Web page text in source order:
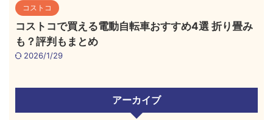
コストコ
コストコで買える電動自転車おすすめ4選 折り畳み
も？評判もまとめ
2026/1/29
アーカイブ